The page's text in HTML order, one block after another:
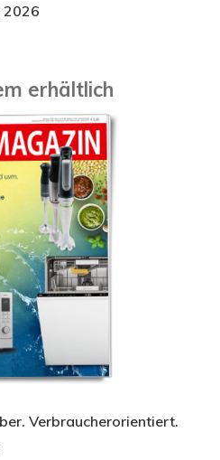
2026
erhältlich
Verbraucherorientiert.